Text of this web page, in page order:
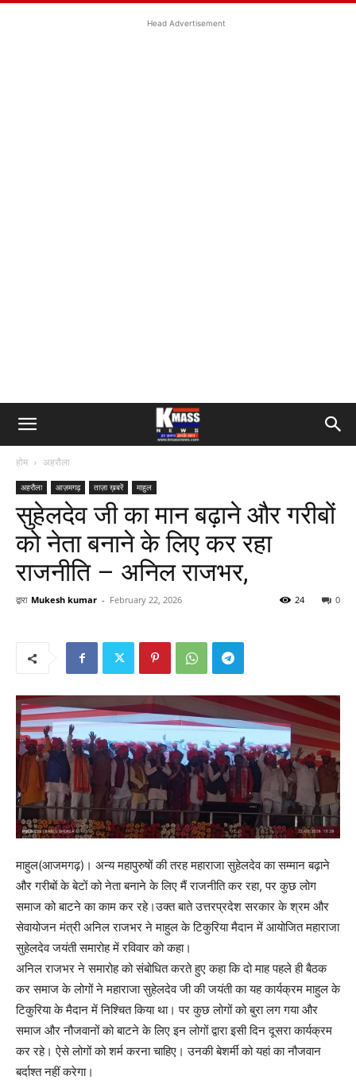
Head Advertisement
होम अहरौला
अहरौला आज़मगढ़ ताज़ा ख़बरें माहुल
सुहेलदेव जी का मान बढ़ाने और गरीबों
को नेता बनाने के लिए कर रहा
राजनीति – अनिल राजभर,
द्वारा Mukesh kumar - February 22, 2026 0
24
माहुल(आजमगढ़)। अन्य महापुरुषों की तरह महाराजा सुहेलदेव का सम्मान बढ़ाने
और गरीबों के बेटों को नेता बनाने के लिए मैं राजनीति कर रहा, पर कुछ लोग
समाज को बाटने का काम कर रहे।उक्त बाते उत्तरप्रदेश सरकार के श्रम और
सेवायोजन मंत्री अनिल राजभर ने माहुल के टिकुरिया मैदान में आयोजित महाराजा
सुहेलदेव जयंती समारोह में रविवार को कहा।
अनिल राजभर ने समारोह को संबोधित करते हुए कहा कि दो माह पहले ही बैठक
कर समाज के लोगों ने महाराजा सुहेलदेव जी की जयंती का यह कार्यक्रम माहुल के
टिकुरिया के मैदान में निश्चित किया था। पर कुछ लोगों को बुरा लग गया और
समाज और नौजवानों को बाटने के लिए इन लोगों द्वारा इसी दिन दूसरा कार्यक्रम
कर रहे। ऐसे लोगों को शर्म करना चाहिए। उनकी बेशर्मी को यहां का नौजवान
बर्दाश्त नहीं करेगा।